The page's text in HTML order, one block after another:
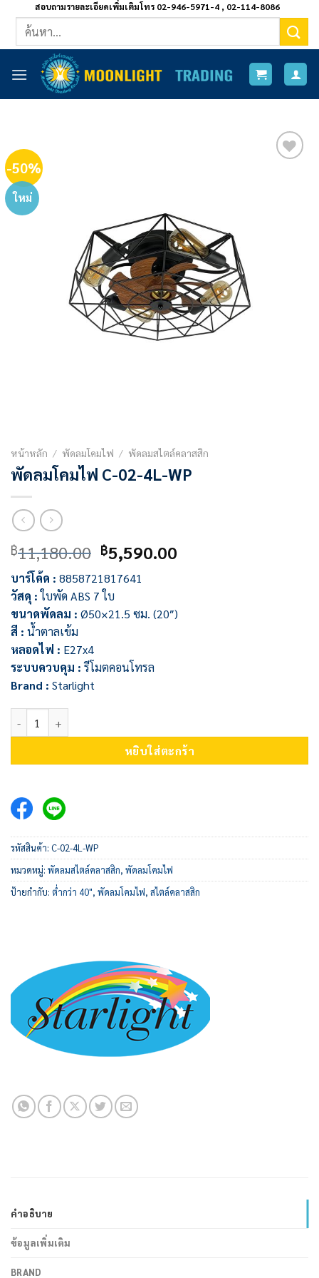
สอบถามรายละเอียดเพิ่มเติมโทร 02-946-5971-4 , 02-114-8086
ค้นหา:
-50%
ใหม่
หน้าหลัก / พัดลมโคมไฟ / พัดลมสไตล์คลาสสิก
พัดลมโคมไฟ C-02-4L-WP
฿11,180.00 Original
price
was:
฿11,180.00.
฿5,590.00
บาร์โค้ด : 8858721817641
วัสดุ :ใบพัด ABS 7 ใบ
ขนาดพัดลม : Ø50×21.5 ซม. (20″)
สี : น้ำตาลเข้ม
หลอดไฟ : E27x4
ระบบควบคุม :รีโมตคอนโทรล
Brand : Starlight
หยิบใส่ตะกร้า
รหัสสินค้า: C-02-4L-WP
หมวดหมู่: พัดลมสไตล์คลาสสิก, พัดลมโคมไฟ
ป้ายกำกับ: ต่ำกว่า 40", พัดลมโคมไฟ, สไตล์คลาสสิก
คำอธิบาย
ข้อมูลเพิ่มเติม
BRAND